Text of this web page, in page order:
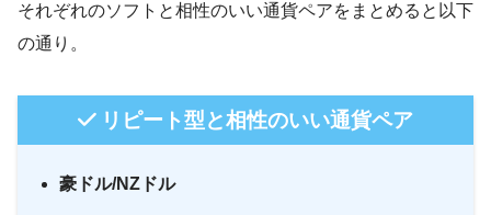
それぞれのソフトと相性のいい通貨ペアをまとめると以下
の通り。
リピート型と相性のいい通貨ペア
豪ドル/NZドル